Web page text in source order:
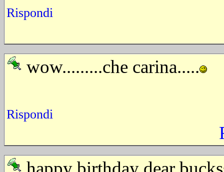
Rispondi
wow.........che carina.....
Rispondi